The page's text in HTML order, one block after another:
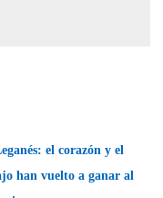
el corazón y el
han vuelto a ganar al